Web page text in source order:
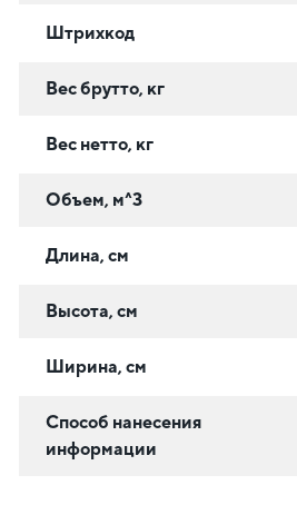
Штрихкод
Вес брутто, кг
Вес нетто, кг
Объем, м^3
Длина, см
Высота, см
Ширина, см
Способ нанесения
информации